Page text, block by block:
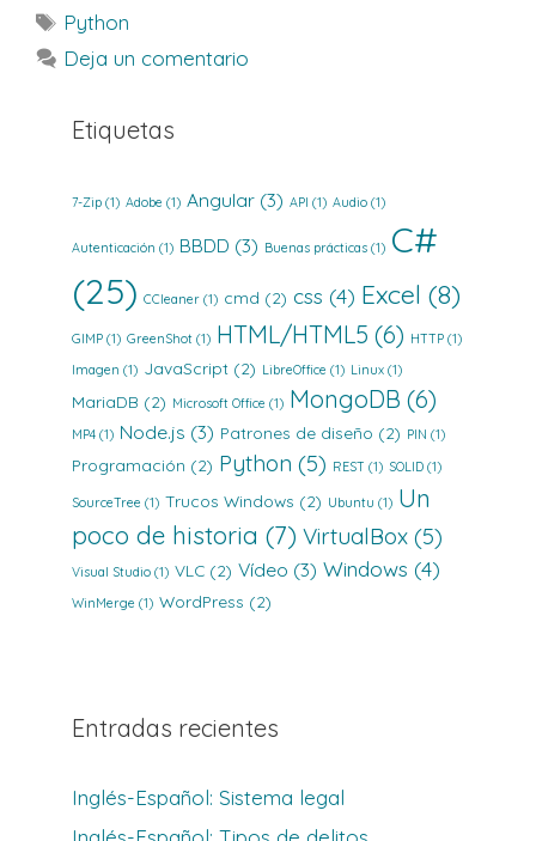
Etiquetas
Python
Deja un comentario
Etiquetas
7-Zip (1) Adobe (1) Angular (3) API (1) Audio (1)
Autenticación (1) BBDD (3) Buenas prácticas (1) C#
(25) CCleaner (1) cmd (2) css (4) Excel (8)
GIMP (1) GreenShot (1) HTML/HTML5 (6) HTTP (1)
Imagen (1) JavaScript (2) LibreOffice (1) Linux (1)
MariaDB (2) Microsoft Office (1) MongoDB (6)
MP4 (1) Node.js (3) Patrones de diseño (2) PIN (1)
Programación (2) Python (5) REST (1) SOLID (1)
SourceTree (1) Trucos Windows (2) Ubuntu (1) Un
poco de historia (7) VirtualBox (5)
Visual Studio (1) VLC (2) Vídeo (3) Windows (4)
WinMerge (1) WordPress (2)
Entradas recientes
Inglés-Español: Sistema legal